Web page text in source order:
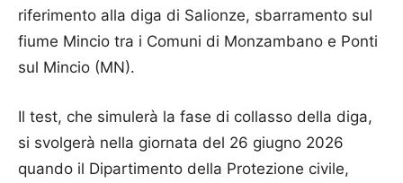
riferimento alla diga di Salionze, sbarramento sul
fiume Mincio tra i Comuni di Monzambano e Ponti
sul Mincio (MN).
Il test, che simulerà la fase di collasso della diga,
si svolgerà nella giornata del 26 giugno 2026
quando il Dipartimento della Protezione civile,